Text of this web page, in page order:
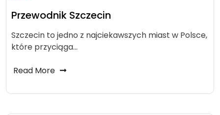
Przewodnik Szczecin
Szczecin to jedno z najciekawszych miast w Polsce,
które przyciąga…
Read More